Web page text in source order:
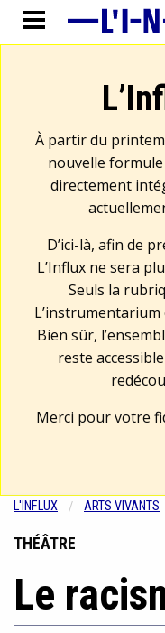
À partir du
nouvelle
directement
D’ici-là, afin de
L’Influx ne sera
Seuls la
Bien sûr,
reste
Merci pour votre
L'INFLUX ARTS VIVANTS
THÉÂTRE
Le